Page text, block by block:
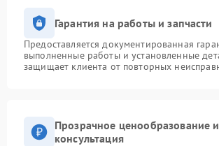
Гарантия на работы и запчасти
Предоставляется документированная
выполненные работы и установленные
защищает клиента от повторных
Прозрачное ценообразование
консультация